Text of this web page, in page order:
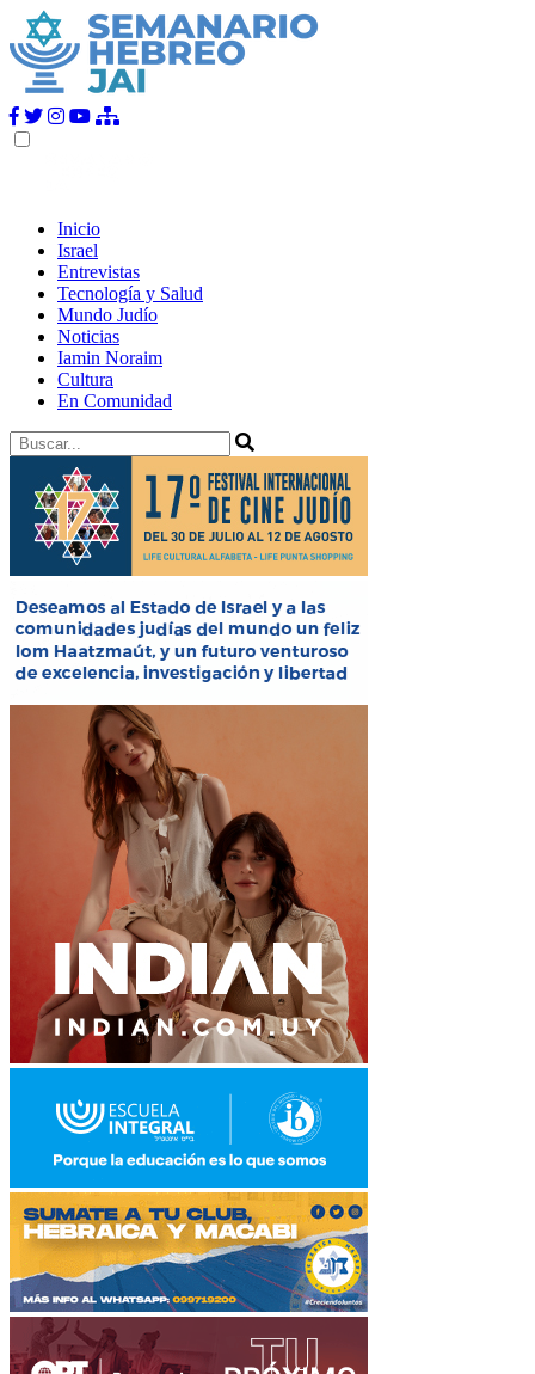
Inicio
Israel
Entrevistas
Tecnología y Salud
Mundo Judío
Noticias
Iamin Noraim
Cultura
En Comunidad